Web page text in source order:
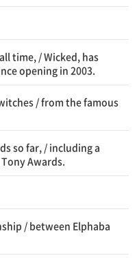
time, / Wicked, has
opening in 2003.
/ from the famous
so far, / including a
Awards.
/ between Elphaba